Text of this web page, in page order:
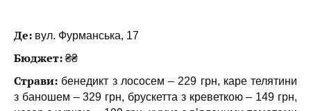
Де: вул. Фурманська, 17
Бюджет: ₴₴
Страви: бенедикт з лососем – 229 грн, каре телятини
з баношем – 329 грн, брускетта з креветкою – 149 грн,